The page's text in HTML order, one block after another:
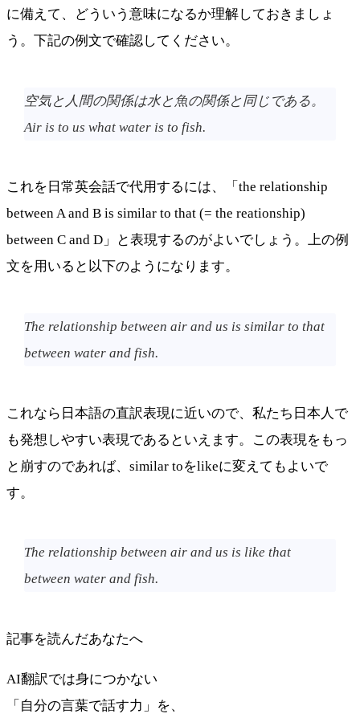
に備えて、どういう意味になるか理解しておきましょ
う。下記の例文で確認してください。
空気と人間の関係は水と魚の関係と同じである。
Air is to us what water is to fish.
これを日常英会話で代用するには、「the relationship
between A and B is similar to that (= the reationship)
between C and D」と表現するのがよいでしょう。上の例
文を用いると以下のようになります。
The relationship between air and us is similar to that
between water and fish.
これなら日本語の直訳表現に近いので、私たち日本人で
も発想しやすい表現であるといえます。この表現をもっ
と崩すのであれば、similar toをlikeに変えてもよいで
す。
The relationship between air and us is like that
between water and fish.
記事を読んだあなたへ
AI翻訳では身につかない
「自分の言葉で話す力」を、